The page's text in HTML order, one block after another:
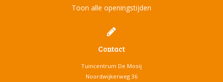
Toon alle openingstijden
Contact
Tuincentrum De Mooij
Noordwijkerweg 36